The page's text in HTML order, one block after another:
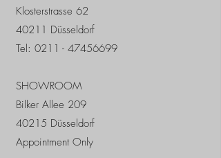
Klosterstrasse 62
40211 Düsseldorf
Tel: 0211 - 47456699
SHOWROOM
Bilker Allee 209
40215 Düsseldorf
Appointment Only